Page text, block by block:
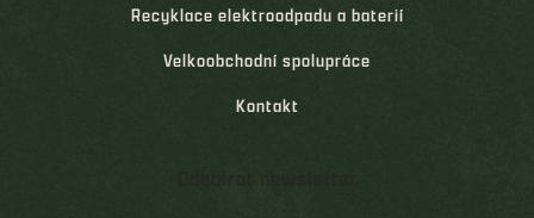
Recyklace elektroodpadu a baterií
Velkoobchodní spolupráce
Kontakt